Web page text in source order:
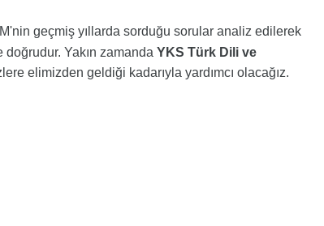
geçmiş yıllarda sorduğu sorular analiz edilerek
doğrudur. Yakın zamanda YKS Türk Dili ve
elimizden geldiği kadarıyla yardımcı olacağız.